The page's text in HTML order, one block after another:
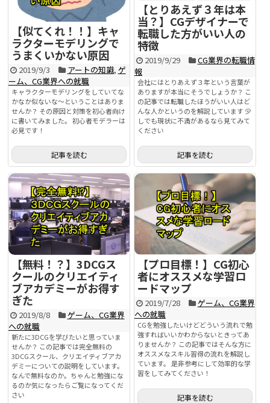
【とりあえず３年は本
当？】CGデザイナーで
転職した方がいい人の
特徴
2019/9/29
CG業界の転職情
報
会社にはとりあえず３年という言葉が
ありますが本当にそうでしょうか？ こ
の記事では転職したほうがいい人はど
んな人かというのを解説しています 少
しでも現状に不満があるなら見てみて
ください
記事を読む
【似てくれ！！】キャ
ラクターモデリングで
うまくいかない原因
2019/9/3 アートの知識, ゲ
ーム、CG業界への就職
キャラクターモデリングをしていてな
かなか似ないな～ということはありま
せんか？ その原因と対策を初心者向け
に書いてみました。 初心者モデラーは
必見です！
記事を読む
【無料！？】3DCGス
クールのクリエイティ
ブアカデミーがお得す
ぎた
2019/8/8
ゲーム、CG業界
への就職
新たに3DCGを学びたいと思っていま
せんか？ この記事では完全無料の
3DCGスクール、クリエイティブアカ
デミーについての説明をしています。
なんで無料なのか。ちゃんと勉強にな
るのか気になったらご覧になってくだ
さい
【プロ目標！】CG初心
者にオススメな学習ロ
ードマップ
2019/7/28
ゲーム、CG業界
への就職
CGを勉強したいけどどういう流れで勉
強すればいいかわからないときってあ
りませんか？ この記事ではそんな方に
オススメなスキル習得の流れを解説し
ています。 是非参考にして効率的な学
習をしてみてください！
記事を読む